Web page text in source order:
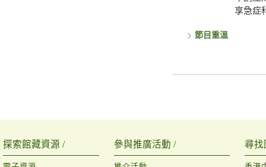
享急症
節目重溫
探索館藏資源 / 參與推廣活動 / 尋找